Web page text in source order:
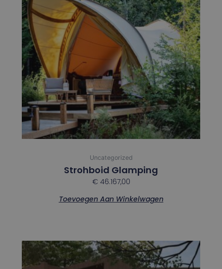
Uncategorized
Strohboid Glamping
€ 46.167,00
Toevoegen Aan Winkelwagen